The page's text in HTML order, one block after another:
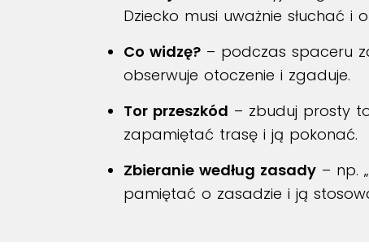
Dziecko musi uważnie słuchać i
Co widzę? – podczas spaceru
obserwuje otoczenie i zgaduje.
Tor przeszkód – zbuduj prosty
zapamiętać trasę i ją pokonać.
Zbieranie według zasady – np.
pamiętać o zasadzie i ją